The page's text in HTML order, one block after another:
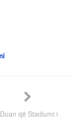
Duan që Stadiumi i